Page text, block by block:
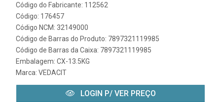
Código do Fabricante: 112562
Código: 176457
Código NCM: 32149000
Código de Barras do Produto: 7897321119985
Código de Barras da Caixa: 7897321119985
Embalagem: CX-13.5KG
Marca: VEDACIT
LOGIN P/ VER PREÇO